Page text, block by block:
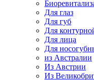
Для глаз
Для губ
Для
Для лица
Для
из Австралии
Из Австрии
Из